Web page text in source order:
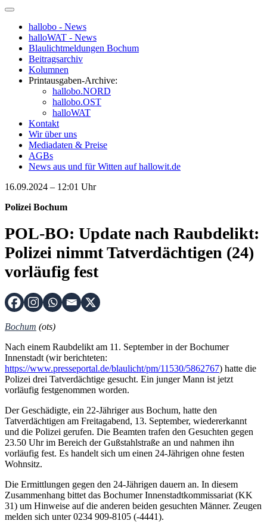
hallobo - News
halloWAT - News
Blaulichtmeldungen Bochum
Beitragsarchiv
Kolumnen
Printausgaben-Archive:
hallobo.NORD
hallobo.OST
halloWAT
Kontakt
Wir über uns
Mediadaten & Preise
AGBs
News aus und für Witten auf hallowit.de
16.09.2024 – 12:01 Uhr
Polizei Bochum
POL-BO: Update nach Raubdelikt:
Polizei nimmt Tatverdächtigen (24)
vorläufig fest
Bochum (ots)
Nach einem Raubdelikt am 11. September in der Bochumer
Innenstadt (wir berichteten:
https://www.presseportal.de/blaulicht/pm/11530/5862767) hatte die
Polizei drei Tatverdächtige gesucht. Ein junger Mann ist jetzt
vorläufig festgenommen worden.
Der Geschädigte, ein 22-Jähriger aus Bochum, hatte den
Tatverdächtigen am Freitagabend, 13. September, wiedererkannt
und die Polizei gerufen. Die Beamten trafen den Gesuchten gegen
23.50 Uhr im Bereich der Gußstahlstraße an und nahmen ihn
vorläufig fest. Es handelt sich um einen 24-Jährigen ohne festen
Wohnsitz.
Die Ermittlungen gegen den 24-Jährigen dauern an. In diesem
Zusammenhang bittet das Bochumer Innenstadtkommissariat (KK
31) um Hinweise auf die anderen beiden gesuchten Männer. Zeugen
melden sich unter 0234 909-8105 (-4441).